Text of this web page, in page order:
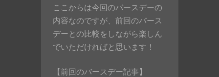
ここからは今回のバースデーの
内容なのですが、前回のバース
デーとの比較をしながら楽しん
でいただければと思います！
【前回のバースデー記事】